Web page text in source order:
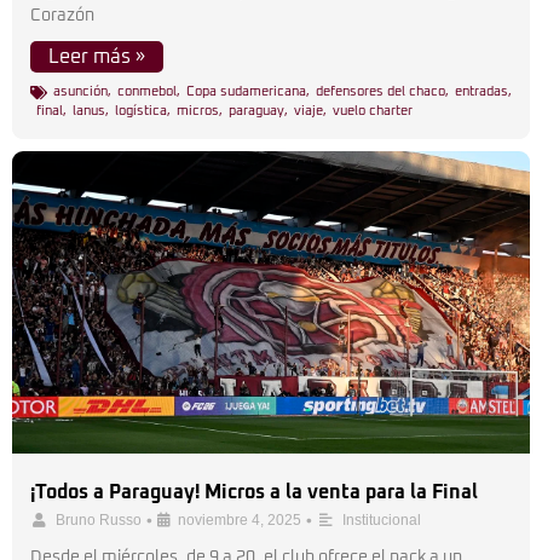
Corazón
Leer más »
asunción, conmebol , Copa sudamericana, defensores del chaco, entradas,
final , lanus, logística, micros, paraguay, viaje, vuelo charter
¡Todos a Paraguay! Micros a la venta para la Final
Bruno Russo • noviembre 4, 2025 • Institucional